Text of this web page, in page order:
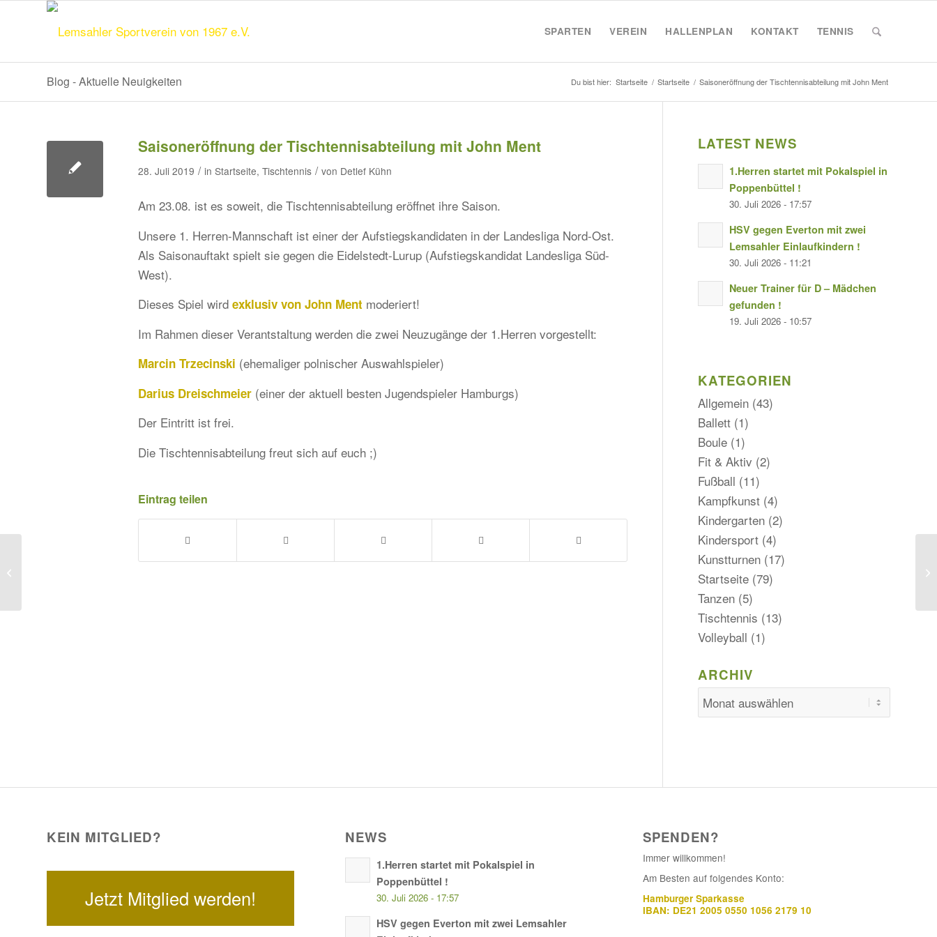
SPARTEN VEREIN HALLENPLAN KONTAKT TENNIS
Blog - Aktuelle Neuigkeiten Du bist hier: Startseite / Startseite / Saisoneröffnung der Tischtennisabteilung mit John Ment
Saisoneröffnung der Tischtennisabteilung mit John Ment
28. Juli 2019 / in Startseite, Tischtennis / von Detlef Kühn
Am 23.08. ist es soweit, die Tischtennisabteilung eröffnet ihre Saison.
Unsere 1. Herren-Mannschaft ist einer der Aufstiegskandidaten in der Landesliga Nord-Ost.
Als Saisonauftakt spielt sie gegen die Eidelstedt-Lurup (Aufstiegskandidat Landesliga Süd-
West).
Dieses Spiel wird exklusiv von John Ment moderiert!
Im Rahmen dieser Verantstaltung werden die zwei Neuzugänge der 1.Herren vorgestellt:
Marcin Trzecinski (ehemaliger polnischer Auswahlspieler)
Darius Dreischmeier (einer der aktuell besten Jugendspieler Hamburgs)
Der Eintritt ist frei.
Die Tischtennisabteilung freut sich auf euch ;)
Eintrag teilen
LATEST NEWS
1.Herren startet mit Pokalspiel in
Poppenbüttel !
30. Juli 2026 - 17:57
HSV gegen Everton mit zwei
Lemsahler Einlaufkindern !
30. Juli 2026 - 11:21
Neuer Trainer für D – Mädchen
gefunden !
19. Juli 2026 - 10:57
KATEGORIEN
Allgemein (43)
Ballett (1)
Boule (1)
Fit & Aktiv (2)
Fußball (11)
Kampfkunst (4)
Kindergarten (2)
Kindersport (4)
Kunstturnen (17)
Startseite (79)
Tanzen (5)
Tischtennis (13)
Volleyball (1)
ARCHIV
KEIN MITGLIED?
Jetzt Mitglied werden!
NEWS
1.Herren startet mit Pokalspiel in
Poppenbüttel !
30. Juli 2026 - 17:57
HSV gegen Everton mit zwei Lemsahler
SPENDEN?
Immer willkommen!
Am Besten auf folgendes Konto:
Hamburger Sparkasse
IBAN: DE21 2005 0550 1056 2179 10